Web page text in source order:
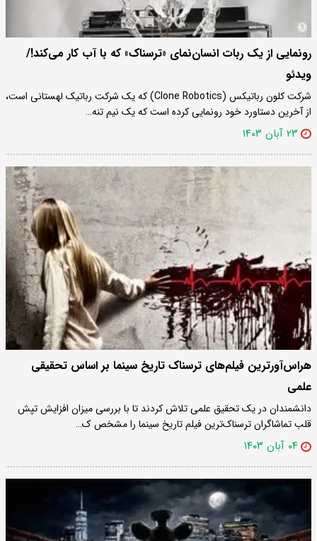
رونمایی از یک ربات انسان‌نمای «ترسناک» که با آب کار می‌کند!/
ویدئو
شرکت کلون رباتیکس (Clone Robotics) که یک شرکت رباتیک لهستانی است،
از آخرین دستاورد خود رونمایی کرده است که یک نیم تنه…
۲۳ آبان ۱۴۰۳
هراس‌آورترین فیلم‌های ترسناک تاریخ سینما بر اساس تحقیقی
علمی
دانشمندان در یک تحقیق علمی تلاش کردند تا با بررسی میزان افزایش تپش
قلب تماشاگران ترسناک‌ترین فیلم تاریخ سینما را مشخص ک…
۰۴ آبان ۱۴۰۳